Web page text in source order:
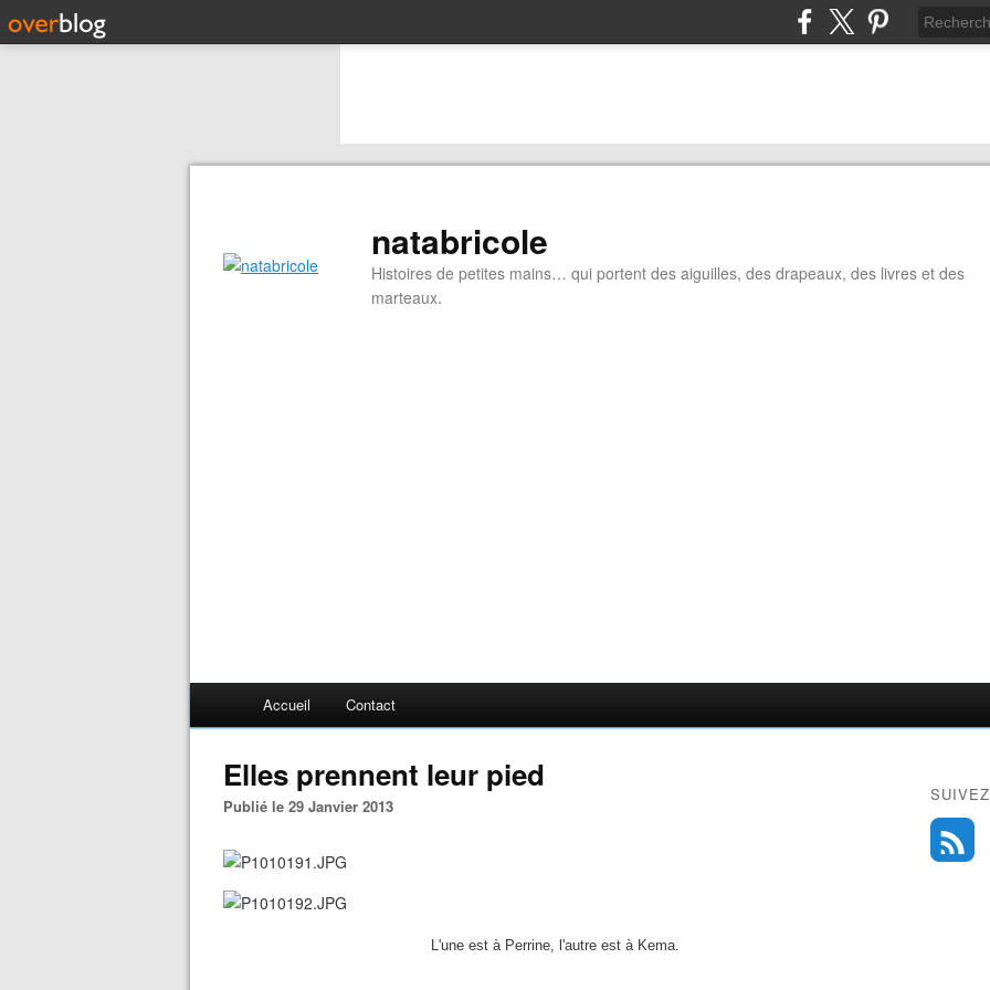
natabricole
Histoires de petites mains… qui portent des aiguilles, des drapeaux, des livres et des
marteaux.
Accueil Contact
Elles prennent leur pied
Publié le 29 Janvier 2013
L'une est à Perrine, l'autre est à Kema.